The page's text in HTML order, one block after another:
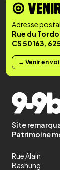
◉
Adresse
Rue du
CS 50163,
→ Venir en
Site
Patrimoine
Rue Alain
Bashung